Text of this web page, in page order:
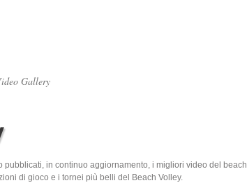
Gallery
pubblicati, in continuo aggiornamento, i migliori video del beach
di gioco e i tornei più belli del Beach Volley.